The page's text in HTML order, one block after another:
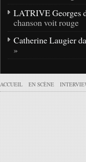
LATRIVE Georges
chanson voit rouge
Catherine Laugier
»
ACCUEIL EN SCÈNE